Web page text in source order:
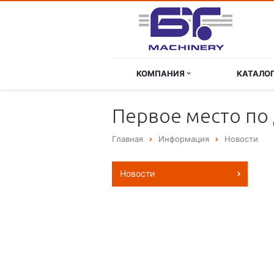
КОМПАНИЯ КАТАЛОГ
Первое место
Главная Информация Новости
Новости